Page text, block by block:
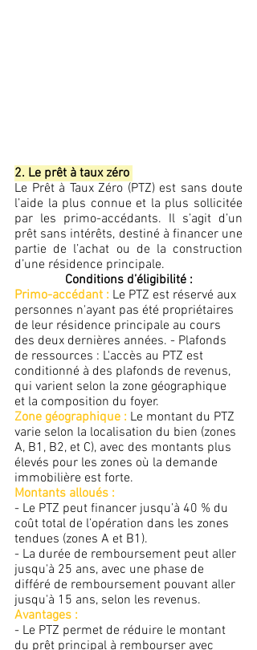
2. Le prêt à taux zéro
Le Prêt à Taux Zéro (PTZ) est sans doute
l’aide la plus connue et la plus sollicitée
par les primo-accédants. Il s’agit d’un
prêt sans intérêts, destiné à financer une
partie de l’achat ou de la construction
d’une résidence principale.
Conditions d’éligibilité :
Primo-accédant : Le PTZ est réservé aux
personnes n'ayant pas été propriétaires
de leur résidence principale au cours
des deux dernières années. - Plafonds
de ressources : L'accès au PTZ est
conditionné à des plafonds de revenus,
qui varient selon la zone géographique
et la composition du foyer.
Zone géographique : Le montant du PTZ
varie selon la localisation du bien (zones
A, B1, B2, et C), avec des montants plus
élevés pour les zones où la demande
immobilière est forte.
Montants alloués :
- Le PTZ peut financer jusqu’à 40 % du
coût total de l’opération dans les zones
tendues (zones A et B1).
- La durée de remboursement peut aller
jusqu'à 25 ans, avec une phase de
différé de remboursement pouvant aller
jusqu'à 15 ans, selon les revenus.
Avantages :
- Le PTZ permet de réduire le montant
du prêt principal à rembourser avec